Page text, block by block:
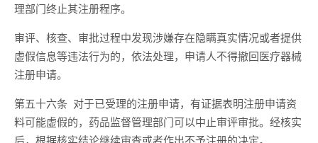
理部门终止其注册程序。
审评、核查、审批过程中发现涉嫌存在隐瞒真实情况或者提供
虚假信息等违法行为的，依法处理，申请人不得撤回医疗器械
注册申请。
第五十六条 对于已受理的注册申请，有证据表明注册申请资
料可能虚假的，药品监督管理部门可以中止审评审批。经核实
后，根据核实结论继续审查或者作出不予注册的决定。